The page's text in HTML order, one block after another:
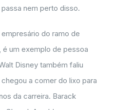
nem perto disso.
do ramo de
um exemplo de pessoa
Disney também faliu
a comer do lixo para
da carreira. Barack